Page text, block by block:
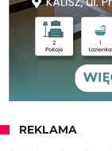
REKLAMA